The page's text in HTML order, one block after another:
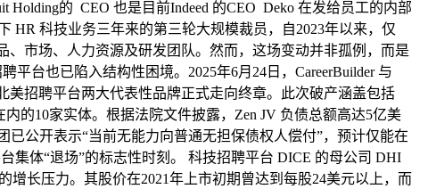
Holding的 CEO 也是目前Indeed 的CEO Deko 在发给员工的内部
HR 科技业务三年来的第三轮大规模裁员，自2023年以来，仅
、市场、人力资源及研发团队。然而，这场变动并非孤例，而是
台也已陷入结构性困境。2025年6月24日，CareerBuilder 与
美招聘平台两大代表性品牌正式走向终章。此次破产涵盖包括
在内的10家实体。根据法院文件披露，Zen JV 负债总额高达5亿美
公开表示“当前无能力向普通无担保债权人偿付”，预计仅能在
集体“退场”的标志性时刻。 科技招聘平台 DICE 的母公司 DHI
增长压力。其股价在2021年上市初期曾达到每股24美元以上，而